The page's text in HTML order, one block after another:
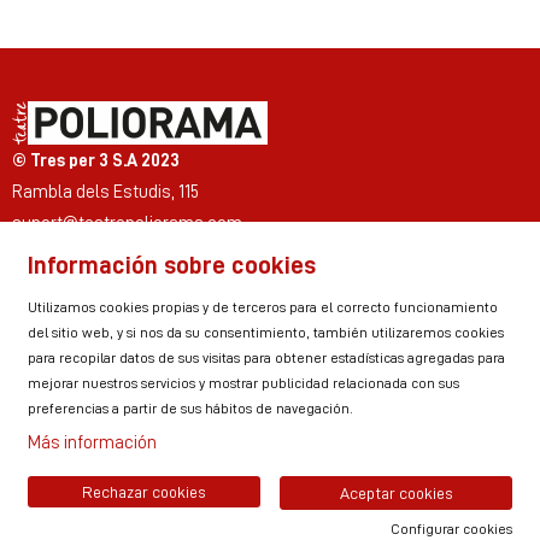
© Tres per 3 S.A 2023
Rambla dels Estudis, 115
suport@teatrepoliorama.com
Link a instagram
Link a youtube
Link a twitter
Link a facebook
Link a ticktok
Link a linkedin
Sitemap Aviso Legal
Uso de Cookies
Política de privacidad
Información sobre cookies
Utilizamos cookies propias y de terceros para el correcto funcionamiento
del sitio web, y si nos da su consentimiento, también utilizaremos cookies
para recopilar datos de sus visitas para obtener estadísticas agregadas para
mejorar nuestros servicios y mostrar publicidad relacionada con sus
preferencias a partir de sus hábitos de navegación.
Más información
Aceptar cookies
Rechazar cookies
Configurar cookies